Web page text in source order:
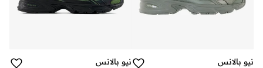
نيو بالانس
نيو بالانس